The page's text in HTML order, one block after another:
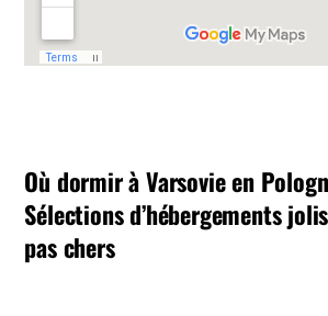
Où dormir à Varsovie en
Sélections d’hébergements
pas chers